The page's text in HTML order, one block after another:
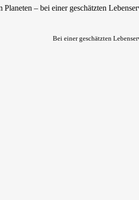
Planeten – bei einer geschätzten
Bei einer geschätzten